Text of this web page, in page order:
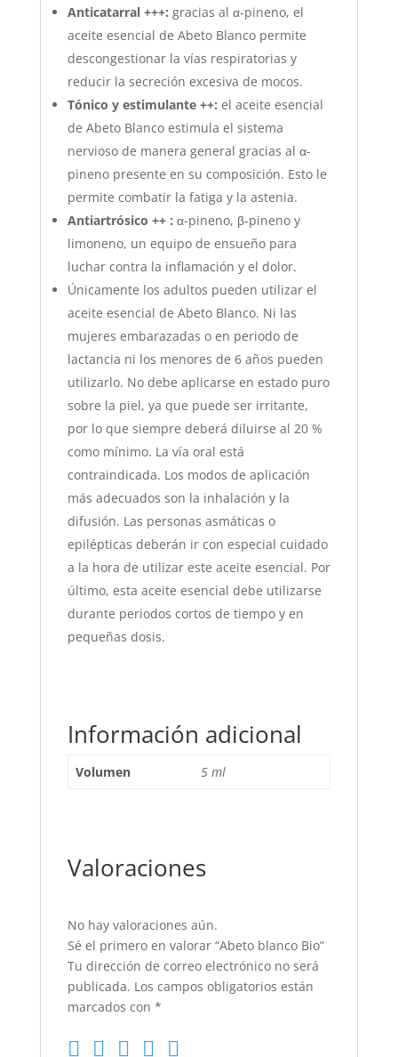
Anticatarral +++: gracias al α-pineno, el
aceite esencial de Abeto Blanco permite
descongestionar la vías respiratorias y
reducir la secreción excesiva de mocos.
Tónico y estimulante ++: el aceite esencial
de Abeto Blanco estimula el sistema
nervioso de manera general gracias al α-
pineno presente en su composición. Esto le
permite combatir la fatiga y la astenia.
Antiartrósico ++ : α-pineno, β-pineno y
limoneno, un equipo de ensueño para
luchar contra la inflamación y el dolor.
Únicamente los adultos pueden utilizar el
aceite esencial de Abeto Blanco. Ni las
mujeres embarazadas o en periodo de
lactancia ni los menores de 6 años pueden
utilizarlo. No debe aplicarse en estado puro
sobre la piel, ya que puede ser irritante,
por lo que siempre deberá diluirse al 20 %
como mínimo. La vía oral está
contraindicada. Los modos de aplicación
más adecuados son la inhalación y la
difusión. Las personas asmáticas o
epilépticas deberán ir con especial cuidado
a la hora de utilizar este aceite esencial. Por
último, esta aceite esencial debe utilizarse
durante periodos cortos de tiempo y en
pequeñas dosis.
Información adicional
Volumen 5 ml
Valoraciones
No hay valoraciones aún.
Sé el primero en valorar “Abeto blanco Bio”
Tu dirección de correo electrónico no será
publicada. Los campos obligatorios están
marcados con *